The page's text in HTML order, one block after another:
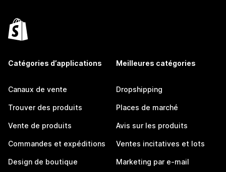
Catégories d’applications
Canaux de vente
Trouver des produits
Vente de produits
Commandes et expéditions
Design de boutique
Meilleures catégories
Dropshipping
Places de marché
Avis sur les produits
Ventes incitatives et lots
Marketing par e-mail